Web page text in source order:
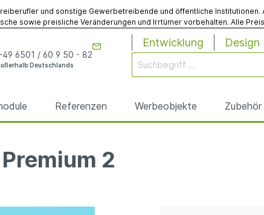
und sonstige Gewerbetreibende und öffentliche Institutionen.
sowie preisliche Veränderungen und Irrtümer vorbehalten. Alle
6501 / 60 9 50 - 82
Deutschlands
Entwicklung Design
Referenzen Werbeobjekte Zubehör
2